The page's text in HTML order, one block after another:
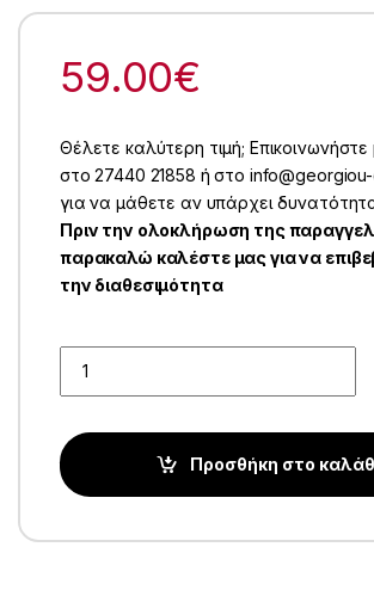
59.00€
Θέλετε καλύτερη τιμή; Επικοινωνήστε
στο 27440 21858 ή στο
για να μάθετε αν υπάρχει
Πριν την ολοκλήρωση της
παρακαλώ καλέστε μας για να
την διαθεσιμότητα
Προσθήκη στο